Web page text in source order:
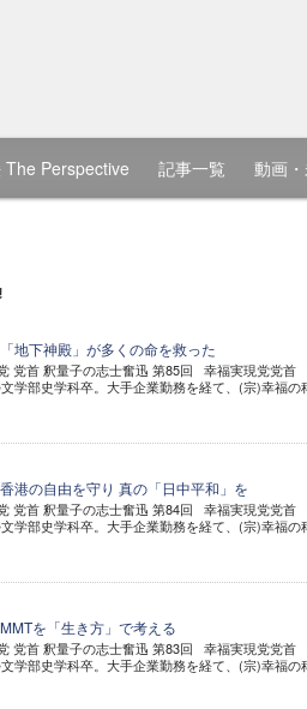
The Perspective 記事一覧 動画
地下神殿」が多くの命を救った
党首 釈量子の志士奮迅 第85回 幸福実現党党首
学部史学科卒。大手企業勤務を経て、(宗)幸福の
港の自由を守り 真の「日中平和」を
党首 釈量子の志士奮迅 第84回 幸福実現党党首
学部史学科卒。大手企業勤務を経て、(宗)幸福の
を「生き方」で考える
党首 釈量子の志士奮迅 第83回 幸福実現党党首
学部史学科卒。大手企業勤務を経て、(宗)幸福の